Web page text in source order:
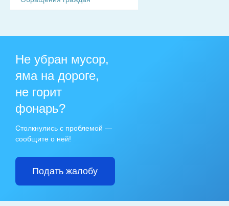
Не убран мусор,
яма на дороге,
не горит
фонарь?
Столкнулись с проблемой —
сообщите о ней!
Подать жалобу